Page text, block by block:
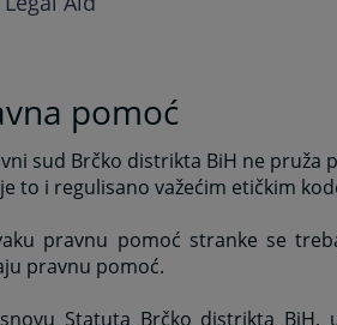
pomoć
sud Brčko distrikta BiH ne pruža
to i regulisano važećim etičkim
pravnu pomoć stranke se
pravnu pomoć.
Statuta Brčko distrikta BiH,